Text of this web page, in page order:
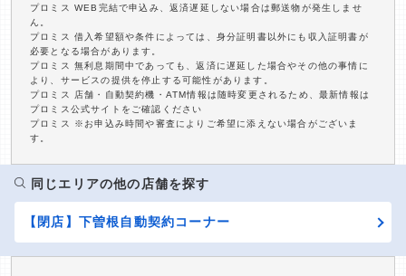
プロミス WEB完結で申込み、返済遅延しない場合は郵送物が発生しませ
ん。
プロミス 借入希望額や条件によっては、身分証明書以外にも収入証明書が
必要となる場合があります。
プロミス 無利息期間中であっても、返済に遅延した場合やその他の事情に
より、サービスの提供を停止する可能性があります。
プロミス 店舗・自動契約機・ATM情報は随時変更されるため、最新情報は
プロミス公式サイトをご確認ください
プロミス ※お申込み時間や審査によりご希望に添えない場合がございま
す。
同じエリアの他の店舗を探す
【閉店】下曽根自動契約コーナー